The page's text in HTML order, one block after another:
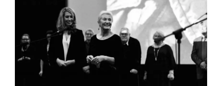
TATJANĄ“
(APŽVALGA)